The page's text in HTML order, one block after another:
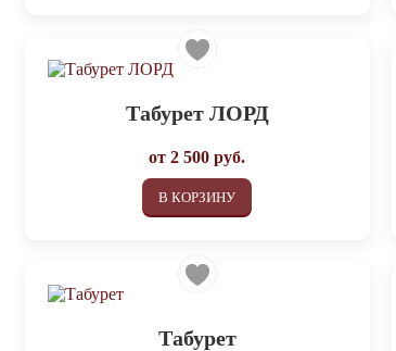
Табурет ЛОРД
от2 500 руб.
В КОРЗИНУ
Табурет